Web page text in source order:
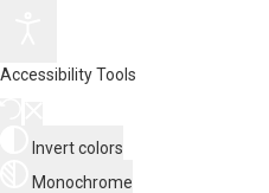
Accessibility Tools
Invert colors
Monochrome